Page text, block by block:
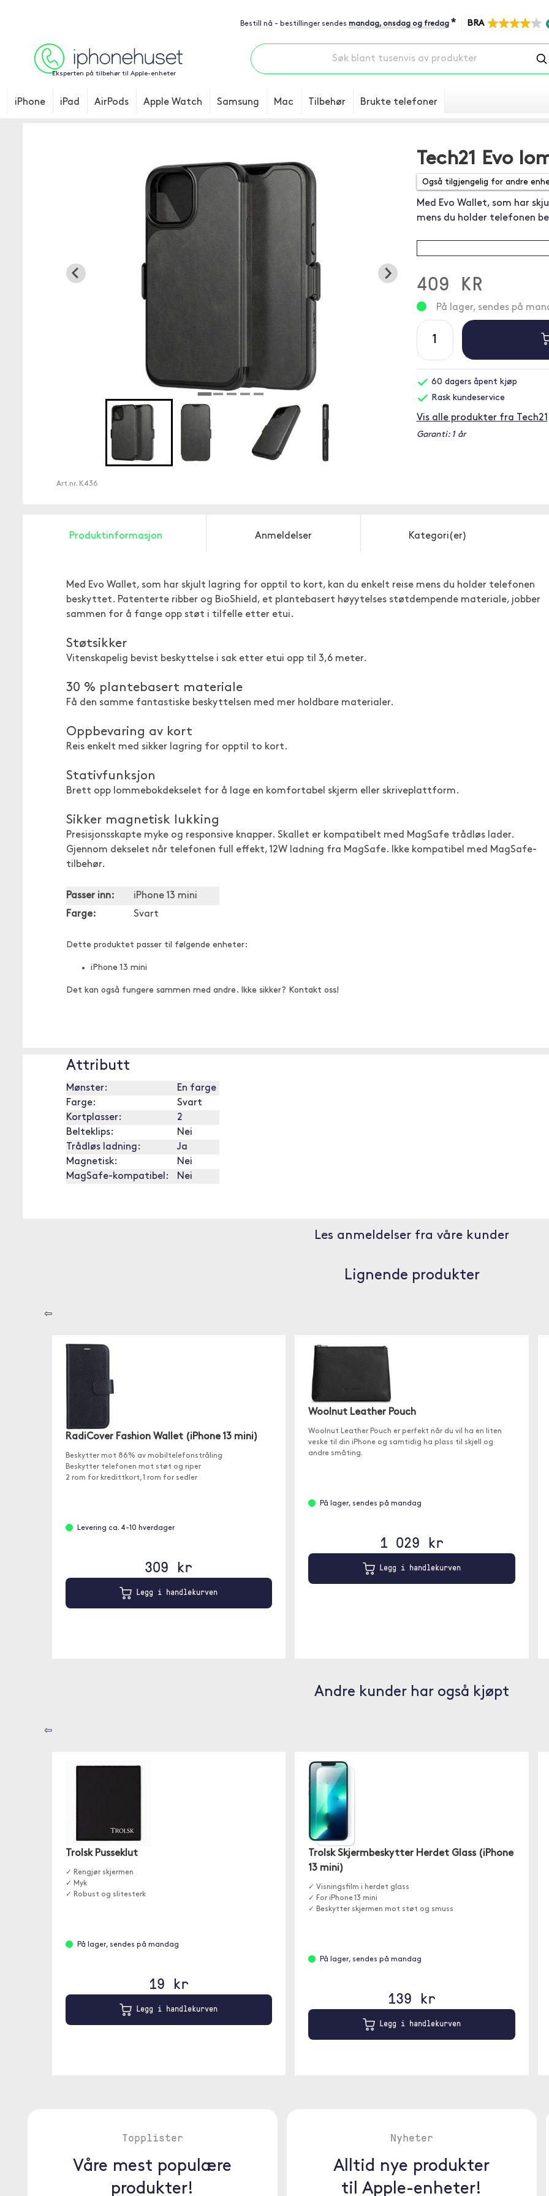
Bestill nå - bestillinger sendes mandag, onsdag og fredag * BRA
Eksperten på tilbehør til Apple-enheter
iPhone iPad AirPods Apple Watch Samsung Mac Tilbehør Brukte telefoner
Art.nr. K436
Tech21 Evo
Med Evo Wallet, som har
mens du holder telefonen
409 KR
På lager, sendes på
60 dagers åpent kjøp
Rask kundeservice
Vis alle produkter fra Tech21
Garanti: 1 år
Produktinformasjon Anmeldelser Kategori(er)
Med Evo Wallet, som har skjult lagring for opptil to kort, kan du enkelt reise mens du holder telefonen
beskyttet. Patenterte ribber og BioShield, et plantebasert høyytelses støtdempende materiale, jobber
sammen for å fange opp støt i tilfelle etter etui.
Støtsikker
Vitenskapelig bevist beskyttelse i sak etter etui opp til 3,6 meter.
30 % plantebasert materiale
Få den samme fantastiske beskyttelsen med mer holdbare materialer.
Oppbevaring av kort
Reis enkelt med sikker lagring for opptil to kort.
Stativfunksjon
Brett opp lommebokdekselet for å lage en komfortabel skjerm eller skriveplattform.
Sikker magnetisk lukking
Presisjonsskapte myke og responsive knapper. Skallet er kompatibelt med MagSafe trådløs lader.
Gjennom dekselet når telefonen full effekt, 12W ladning fra MagSafe. Ikke kompatibel med MagSafe-
tilbehør.
Passer inn:
iPhone 13 mini
Farge:
Svart
Dette produktet passer til følgende enheter:
iPhone 13 mini
Det kan også fungere sammen med andre. Ikke sikker? Kontakt oss!
Attributt
Mønster:
En farge
Farge:
Svart
Kortplasser:
2
Belteklips:
Nei
Trådløs ladning:
Ja
Magnetisk:
Nei
MagSafe-kompatibel:
Nei
Les anmeldelser fra våre kunder
Lignende produkter
⇦
RadiCover Fashion Wallet (iPhone 13 mini)
Beskytter mot 86% av mobiltelefonstråling
Beskytter telefonen mot støt og riper
2 rom for kredittkort, 1 rom for sedler
Levering ca. 4-10 hverdager
309 kr
Legg i handlekurven
Woolnut Leather Pouch
Woolnut Leather Pouch er perfekt når du vil ha en liten
veske til din iPhone og samtidig ha plass til skjell og
andre småting.
På lager, sendes på mandag
1 029 kr
Legg i handlekurven
Andre kunder har også kjøpt
⇦
Trolsk Pusseklut
✓ Rengjør skjermen
✓ Myk
✓ Robust og slitesterk
På lager, sendes på mandag
19 kr
Legg i handlekurven
Trolsk Skjermbeskytter Herdet Glass (iPhone
13 mini)
✓ Visningsfilm i herdet glass
✓ For iPhone 13 mini
✓ Beskytter skjermen mot støt og smuss
På lager, sendes på mandag
139 kr
Legg i handlekurven
Topplister
Våre mest populære
produkter!
Nyheter
Alltid nye produkter
til Apple-enheter!